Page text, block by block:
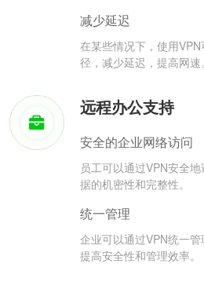
减少延迟
在某些情况下，使用
径，减少延迟，提高网速。
远程办公支持
安全的企业网络访问
员工可以通过VPN安全
据的机密性和完整性。
统一管理
企业可以通过VPN统一
提高安全性和管理效率。